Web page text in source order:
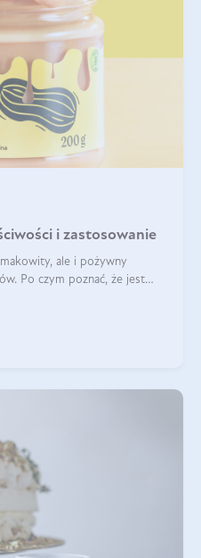
i zastosowanie
ale i pożywny
Po czym poznać, że jest